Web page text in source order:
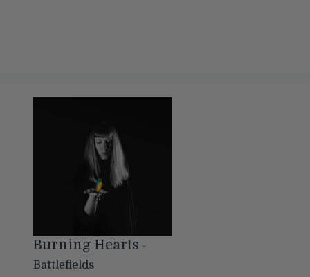
Burning Hearts -
Battlefields